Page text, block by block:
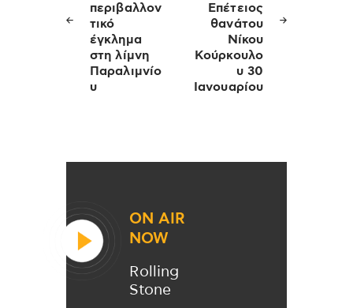
περιβαλλον
τικό
έγκλημα
στη λίμνη
Παραλιμνίο
υ
Επέτειος
θανάτου
Νίκου
Κούρκουλο
υ 30
Ιανουαρίου
ON AIR
NOW
Rolling
Stone